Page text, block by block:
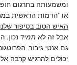
ומשמעותה בתרגום
או "הדמות הראשית
האיש הטוב בסיפור שלנו
אבל זה לא תמיד נכון.
גם אנטי גיבור.
יכולים להרגיש קרבה